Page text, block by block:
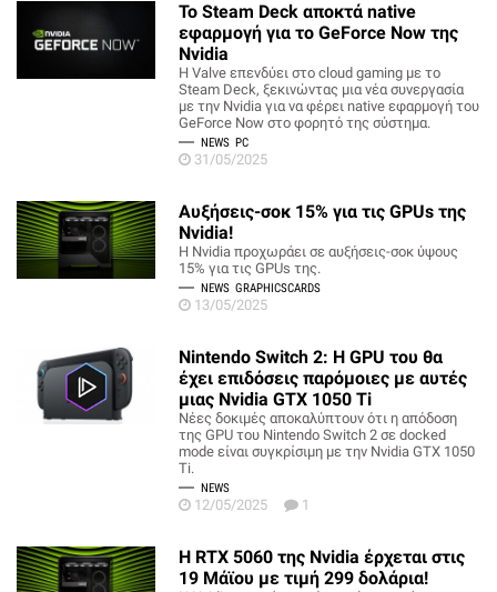
Το Steam Deck αποκτά native
εφαρμογή για το GeForce Now της
Nvidia
Η Valve επενδύει στο cloud gaming με το
Steam Deck, ξεκινώντας μια νέα συνεργασία
με την Nvidia για να φέρει native εφαρμογή του
GeForce Now στο φορητό της σύστημα.
NEWS PC
31/05/2025
Αυξήσεις-σοκ 15% για τις GPUs της
Nvidia!
Η Nvidia προχωράει σε αυξήσεις-σοκ ύψους
15% για τις GPUs της.
NEWS GRAPHICSCARDS
13/05/2025
Nintendo Switch 2: Η GPU του θα
έχει επιδόσεις παρόμοιες με αυτές
μιας Nvidia GTX 1050 Ti
Νέες δοκιμές αποκαλύπτουν ότι η απόδοση
της GPU του Nintendo Switch 2 σε docked
mode είναι συγκρίσιμη με την Nvidia GTX 1050
Ti.
NEWS
12/05/2025 1
Η RTX 5060 της Nvidia έρχεται στις
19 Μάϊου με τιμή 299 δολάρια!